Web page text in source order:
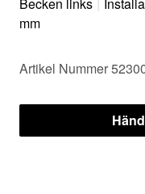
Becken links |
mm
Artikel Nummer